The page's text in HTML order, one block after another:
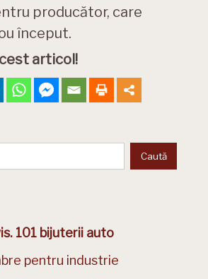
producător, care
început.
articol!
101 bijuterii auto
pentru industrie